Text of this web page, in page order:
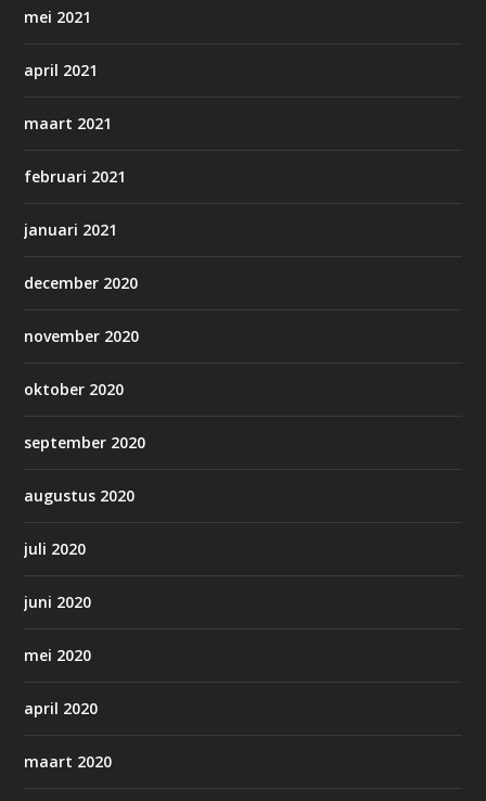
mei 2021
april 2021
maart 2021
februari 2021
januari 2021
december 2020
november 2020
oktober 2020
september 2020
augustus 2020
juli 2020
juni 2020
mei 2020
april 2020
maart 2020